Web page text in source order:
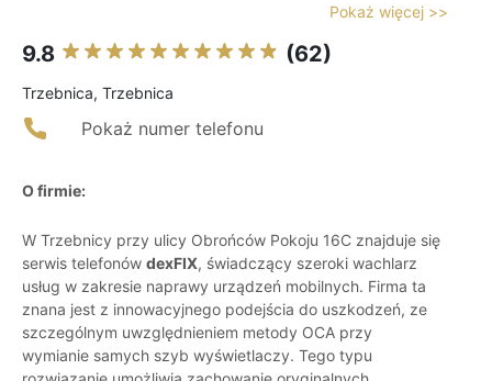
Pokaż więcej >>
9.8 (62)
Trzebnica, Trzebnica
Pokaż numer telefonu
O firmie:
W Trzebnicy przy ulicy Obrońców Pokoju 16C znajduje się
serwis telefonów dexFIX, świadczący szeroki wachlarz
usług w zakresie naprawy urządzeń mobilnych. Firma ta
znana jest z innowacyjnego podejścia do uszkodzeń, ze
szczególnym uwzględnieniem metody OCA przy
wymianie samych szyb wyświetlaczy. Tego typu